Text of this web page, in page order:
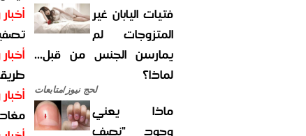
فتيات اليابان غير
المتزوجات لم
يمارسن الجنس من قبل...
لماذا؟
لحج نيوز/متابعات
ماذا يعني
وجود "نصف